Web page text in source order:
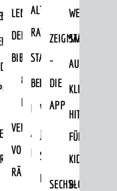
LEIHVERKEHR
DER
BIBLIOTHEK
SERVICE
FÜR
LEHRER/INNEN
&
ERZIEHER/INNEN
VERMIETUNG
VON
RÄUMEN
ALTEN
RATHAUS
STADTARCHIV
BENUTZUNG
MELDEKARTEI
/
FAMILIENFORSCHUNG
JÜDISCHE
SPUREN
IN
WEG
ZEIGMAL
-
DIE
APP
STADTTEILE
HITS
FÜR
KIDS
SECHS-BLOGGER